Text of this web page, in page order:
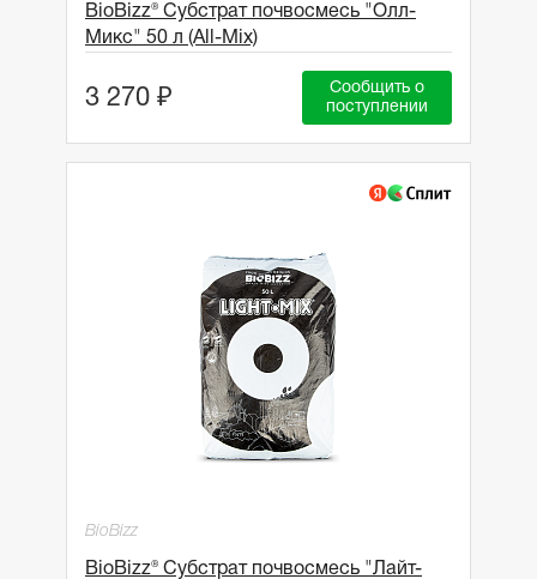
BioBizz® Субстрат почвосмесь "Олл-
Микс" 50 л (All-Mix)
3 270 ₽
Сообщить о
поступлении
BioBizz
BioBizz® Субстрат почвосмесь "Лайт-